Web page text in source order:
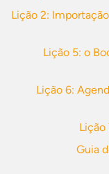
Lição 2:
Lição 5: o
Lição 6:
Lição
Guia